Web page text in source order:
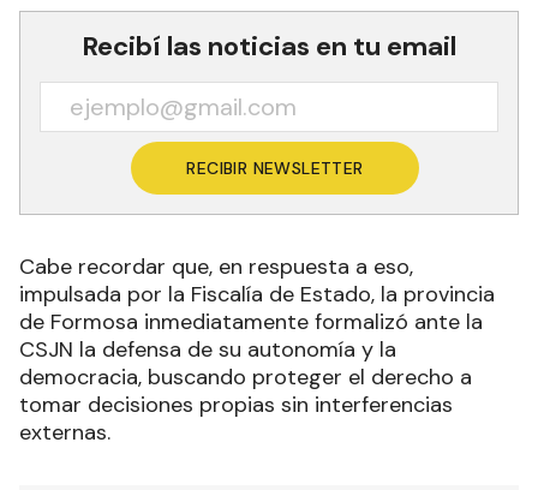
Recibí las noticias en tu email
RECIBIR NEWSLETTER
Cabe recordar que, en respuesta a eso,
impulsada por la Fiscalía de Estado, la provincia
de Formosa inmediatamente formalizó ante la
CSJN la defensa de su autonomía y la
democracia, buscando proteger el derecho a
tomar decisiones propias sin interferencias
externas.